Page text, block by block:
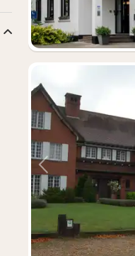
Forrige bilde